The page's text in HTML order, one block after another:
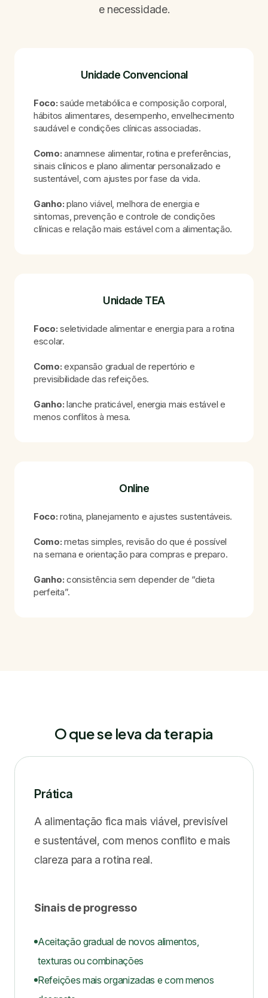
e necessidade.
Unidade Convencional
Foco: saúde metabólica e composição corporal,
hábitos alimentares, desempenho, envelhecimento
saudável e condições clínicas associadas.
Como: anamnese alimentar, rotina e preferências,
sinais clínicos e plano alimentar personalizado e
sustentável, com ajustes por fase da vida.
Ganho: plano viável, melhora de energia e
sintomas, prevenção e controle de condições
clínicas e relação mais estável com a alimentação.
Unidade TEA
Foco: seletividade alimentar e energia para a rotina
escolar.
Como: expansão gradual de repertório e
previsibilidade das refeições.
Ganho: lanche praticável, energia mais estável e
menos conflitos à mesa.
Online
Foco: rotina, planejamento e ajustes sustentáveis.
Como: metas simples, revisão do que é possível
na semana e orientação para compras e preparo.
Ganho: consistência sem depender de “dieta
perfeita”.
O que se leva da terapia
Prática
A alimentação fica mais viável, previsível
e sustentável, com menos conflito e mais
clareza para a rotina real.
Sinais de progresso
Aceitação gradual de novos alimentos,
texturas ou combinações
Refeições mais organizadas e com menos